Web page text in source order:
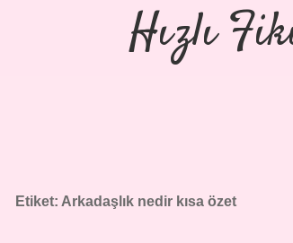
Hızlı
Etiket: Arkadaşlık nedir kısa özet